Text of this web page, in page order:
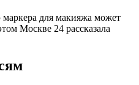
для макияжа может
Москве 24 рассказала